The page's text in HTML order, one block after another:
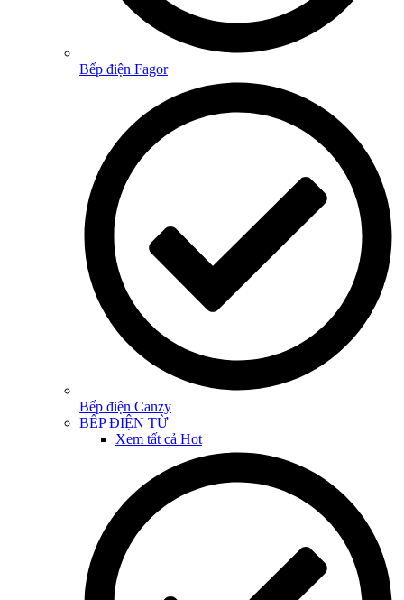
Bếp điện Fagor
Bếp điện Canzy
BẾP ĐIỆN TỪ
Xem tất cả Hot